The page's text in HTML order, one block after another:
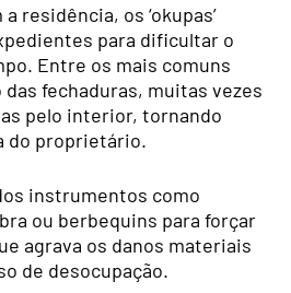
residência, os ‘okupas’
para dificultar o
Entre os mais comuns
fechaduras, muitas vezes
pelo interior, tornando
do proprietário.
instrumentos como
ou berbequins para forçar
agrava os danos materiais
de desocupação.